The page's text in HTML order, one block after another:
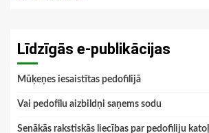
Līdzīgās e-publikācijas
Mūķeņes iesaistītas pedofilijā
Vai pedofīlu aizbildņi saņems sodu
Senākās rakstiskās liecības par pedofiliju